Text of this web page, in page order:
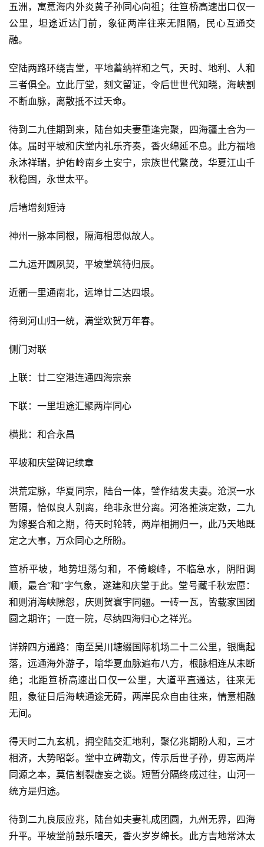
五洲，寓意海内外炎黄子孙同心向祖；往笪桥高速出口仅一
公里，坦途近达门前，象征两岸往来无阻隔，民心互通交
融。
空陆两路环绕吉堂，平地蓄纳祥和之气，天时、地利、人和
三者俱全。立此厅堂，刻文留证，令后世世代知晓，海峡割
不断血脉，离散抵不过天命。
待到二九佳期到来，陆台如夫妻重逢完聚，四海疆土合为一
体。届时平坡和庆堂内礼乐齐奏，香火绵延不息。此方福地
永沐祥瑞，护佑岭南乡土安宁，宗族世代繁茂，华夏江山千
秋稳固，永世太平。
后墙增刻短诗
神州一脉本同根，隔海相思似故人。
二九运开圆夙契，平坡堂筑待归辰。
近衢一里通南北，远埠廿二达四垠。
待到河山归一统，满堂欢贺万年春。
侧门对联
上联：廿二空港连通四海宗亲
下联：一里坦途汇聚两岸同心
横批：和合永昌
平坡和庆堂碑记续章
洪荒定脉，华夏同宗，陆台一体，譬作结发夫妻。沧溟一水
暂隔，恰似良人别离，绝非永世分离。河洛推演定数，二九
为嫁娶合和之期，待天时轮转，两岸相拥归一，此乃天地既
定之大事，万众同心之所盼。
笪桥平坡，地势坦荡匀和，不倚峻峰，不临急水，阴阳调
顺，最合“和”字气象，遂建和庆堂于此。堂号藏千秋宏愿：
和则消海峡隙怨，庆则贺寰宇同疆。一砖一瓦，皆载家国团
圆之期许；一庭一院，尽纳四海归心之祥光。
详辨四方通路：南至吴川塘缀国际机场二十二公里，银鹰起
落，远通海外游子，喻华夏血脉遍布八方，根脉相连从未断
绝；北距笪桥高速出口仅一公里，大道平直通达，往来无
阻，象征日后海峡通途无碍，两岸民众自由往来，情意相融
无间。
得天时二九玄机，拥空陆交汇地利，聚亿兆期盼人和，三才
相济，大势昭彰。堂中立碑勒文，传示后世子孙，毋忘两岸
同源之本，莫信割裂虚妄之谈。短暂分隔终成过往，山河一
统方是归途。
待到二九良辰应兆，陆台如夫妻礼成团圆，九州无界，四海
升平。平坡堂前鼓乐喧天，香火岁岁绵长。此方吉地常沐太